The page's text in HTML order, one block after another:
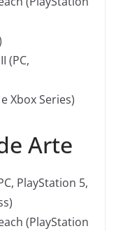
(PC,
Xbox Series)
Arte
PlayStation 5,
(PlayStation